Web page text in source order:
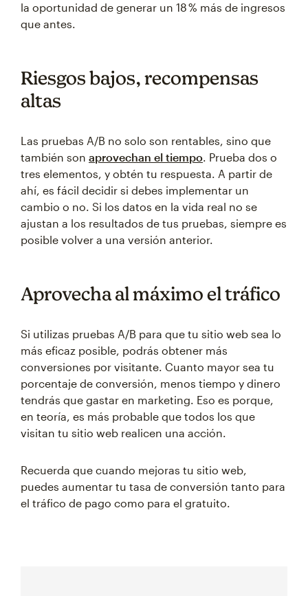
la oportunidad de generar un 18 % más de ingresos
que antes.
Riesgos bajos, recompensas
altas
Las pruebas A/B no solo son rentables, sino que
también son aprovechan el tiempo. Prueba dos o
tres elementos, y obtén tu respuesta. A partir de
ahí, es fácil decidir si debes implementar un
cambio o no. Si los datos en la vida real no se
ajustan a los resultados de tus pruebas, siempre es
posible volver a una versión anterior.
Aprovecha al máximo el tráfico
Si utilizas pruebas A/B para que tu sitio web sea lo
más eficaz posible, podrás obtener más
conversiones por visitante. Cuanto mayor sea tu
porcentaje de conversión, menos tiempo y dinero
tendrás que gastar en marketing. Eso es porque,
en teoría, es más probable que todos los que
visitan tu sitio web realicen una acción.
Recuerda que cuando mejoras tu sitio web,
puedes aumentar tu tasa de conversión tanto para
el tráfico de pago como para el gratuito.